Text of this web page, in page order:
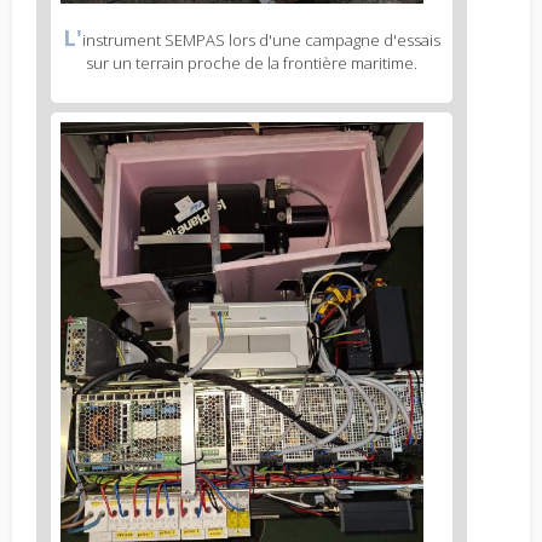
Figure
caption
(legend)
L'instrument SEMPAS lors d'une campagne d'essais
sur un terrain proche de la frontière maritime.
Figure
3
body
text